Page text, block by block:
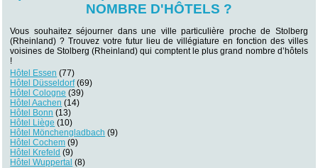
NOMBRE D'HÔTELS ?
Vous souhaitez séjourner dans une ville particulière proche de Stolberg
(Rheinland) ? Trouvez votre futur lieu de villégiature en fonction des villes
voisines de Stolberg (Rheinland) qui comptent le plus grand nombre d’hôtels
!
Hôtel Essen (77)
Hôtel Düsseldorf(69)
Hôtel Cologne (39)
Hôtel Aachen (14)
Hôtel Bonn (13)
Hôtel Liège (10)
Hôtel Mönchengladbach (9)
Hôtel Cochem (9)
Hôtel Krefeld (9)
Hôtel Wuppertal (8)